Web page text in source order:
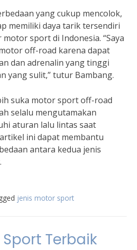
yang cukup mencolok,
memiliki daya tarik tersendiri
sport di Indonesia. “Saya
off-road karena dapat
dan adrenalin yang tinggi
yang sulit,” tutur Bambang.
suka motor sport off-road
selalu mengutamakan
aturan lalu lintas saat
ini dapat membantu
antara kedua jenis
jenis motor sport
Terbaik